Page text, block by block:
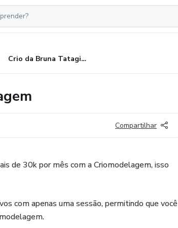
Crio da Bruna Tatagiba - Criomodelagem
Compartilhar
de 30k por mês com a Criomodelagem, isso
com apenas uma sessão, permitindo que você